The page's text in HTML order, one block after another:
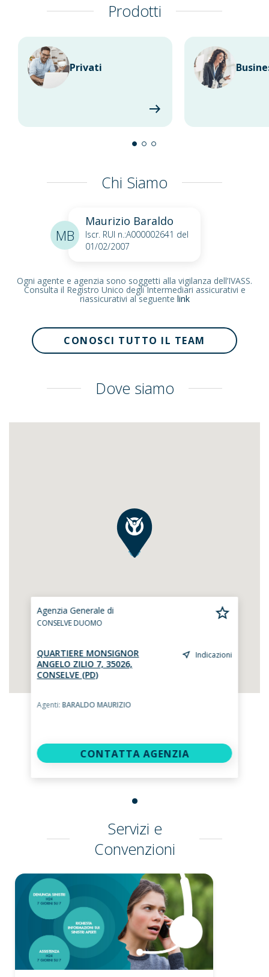
Prodotti
Privati
Chi Siamo
Maurizio Baraldo
Iscr. RUI n.:A000002641 del
01/02/2007
MB
Ogni agente e agenzia sono soggetti alla vigilanza dell’IVASS.
Consulta il Registro Unico degli Intermediari assicurativi e
riassicurativi al seguente link
CONOSCI TUTTO IL TEAM
Dove siamo
Agenzia Generale di
CONSELVE DUOMO
QUARTIERE MONSIGNOR
ANGELO ZILIO 7, 35026,
CONSELVE (PD)
Indicazioni
Agenti:BARALDO MAURIZIO
CONTATTA AGENZIA
Servizi e
Convenzioni